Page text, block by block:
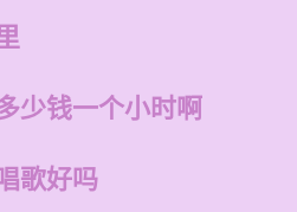
少钱一个小时啊
歌好吗